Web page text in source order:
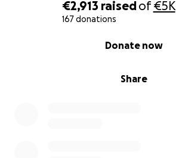
€2,913 raisedof€5K
167 donations
Share
Donate now